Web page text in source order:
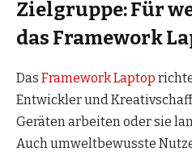
Zielgruppe: Für
das Framework
Das Framework Laptop
Entwickler und
Geräten arbeiten oder sie
Auch umweltbewusste